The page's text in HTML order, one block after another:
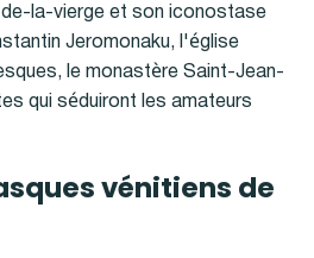
la-vierge et son iconostase
Jeromonaku, l'église
le monastère Saint-Jean-
qui séduiront les amateurs
vénitiens de